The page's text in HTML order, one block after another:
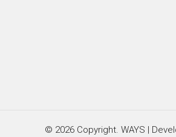
© 2026 Copyright. WAYS |